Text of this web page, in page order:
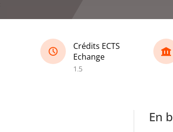
Crédits ECTS
Echange
1.5
En